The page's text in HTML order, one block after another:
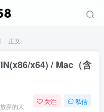
正文
x64) / Mac（含
弃的人
关注 私信